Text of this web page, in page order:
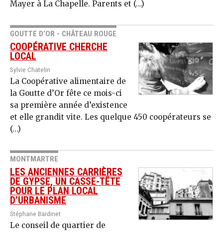
Mayer à La Chapelle. Parents et (…)
GOUTTE D’OR - CHÂTEAU ROUGE
COOPÉRATIVE CHERCHE
LOCAL
Sylvie Chatelin
La Coopérative alimentaire de
la Goutte d’Or fête ce mois-ci
sa première année d’existence
et elle grandit vite. Les quelque 450 coopérateurs se
(…)
MONTMARTRE
LES ANCIENNES CARRIÈRES
DE GYPSE, UN CASSE-TÊTE
POUR LE PLAN LOCAL
D’URBANISME
Stéphane Bardinet
Le conseil de quartier de